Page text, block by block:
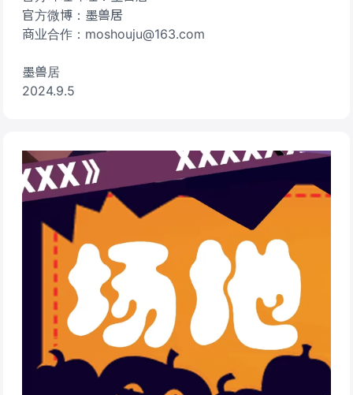
官方微博：墨兽居
商业合作：moshouju@163.com
墨兽居
2024.9.5